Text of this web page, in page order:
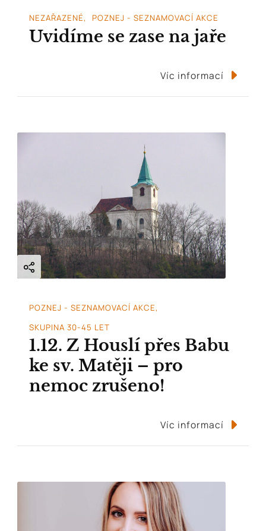
NEZAŘAZENÉ POZNEJ - SEZNAMOVACÍ AKCE
Uvidíme se zase na jaře
Víc informací
POZNEJ - SEZNAMOVACÍ AKCE
SKUPINA 30-45 LET
1.12. Z Houslí přes Babu
ke sv. Matěji – pro
nemoc zrušeno!
Víc informací